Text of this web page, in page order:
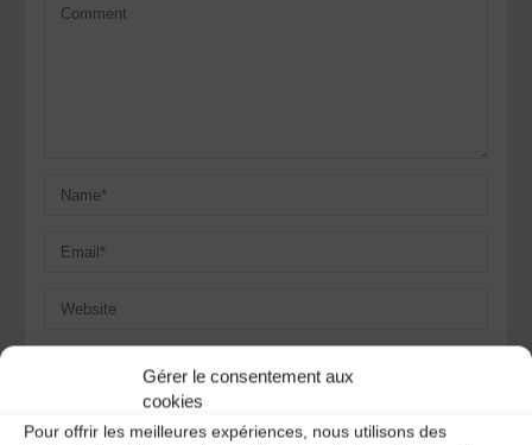
Gérer le consentement aux
cookies
Pour offrir les meilleures expériences, nous utilisons des
time I post a comment.